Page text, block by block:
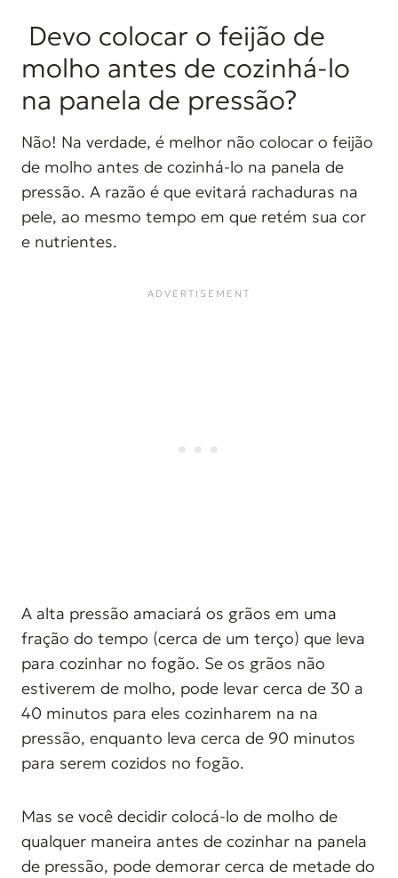
Devo colocar o feijão de
molho antes de cozinhá-lo
na panela de pressão?
Não! Na verdade, é melhor não colocar o feijão
de molho antes de cozinhá-lo na panela de
pressão. A razão é que evitará rachaduras na
pele, ao mesmo tempo em que retém sua cor
e nutrientes.
A alta pressão amaciará os grãos em uma
fração do tempo (cerca de um terço) que leva
para cozinhar no fogão. Se os grãos não
estiverem de molho, pode levar cerca de 30 a
40 minutos para eles cozinharem na na
pressão, enquanto leva cerca de 90 minutos
para serem cozidos no fogão.
Mas se você decidir colocá-lo de molho de
qualquer maneira antes de cozinhar na panela
de pressão, pode demorar cerca de metade do